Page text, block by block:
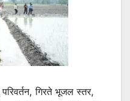
गिरते भूजल स्तर,